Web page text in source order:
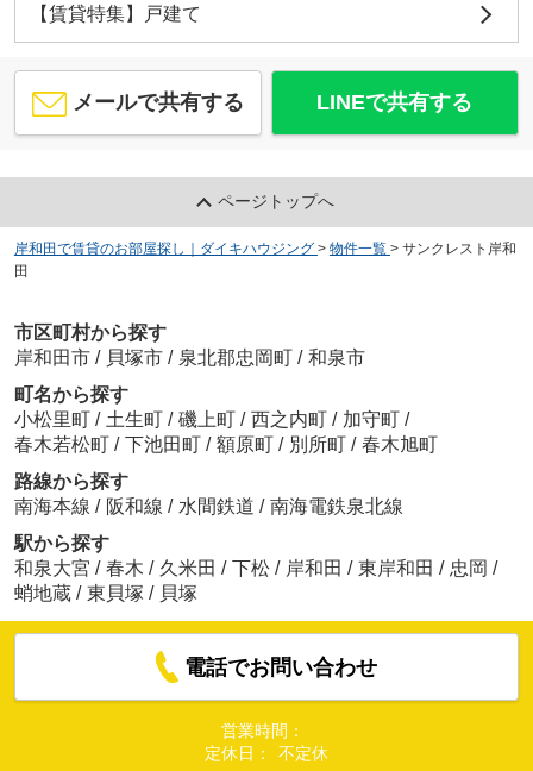
【賃貸特集】戸建て
メールで共有する LINEで共有する
ページトップへ
岸和田で賃貸のお部屋探し｜ダイキハウジング > 物件一覧 > サンクレスト岸和
田
市区町村から探す
岸和田市 / 貝塚市 / 泉北郡忠岡町 / 和泉市
町名から探す
小松里町 / 土生町 / 磯上町 / 西之内町 / 加守町 /
春木若松町 / 下池田町 / 額原町 / 別所町 / 春木旭町
路線から探す
南海本線 / 阪和線 / 水間鉄道 / 南海電鉄泉北線
駅から探す
和泉大宮 / 春木 / 久米田 / 下松 / 岸和田 / 東岸和田 / 忠岡 /
蛸地蔵 / 東貝塚 / 貝塚
電話でお問い合わせ
営業時間：
定休日：
不定休